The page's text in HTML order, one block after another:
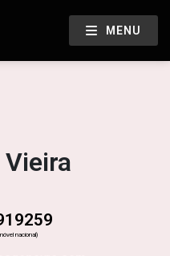
MENU
nacional)